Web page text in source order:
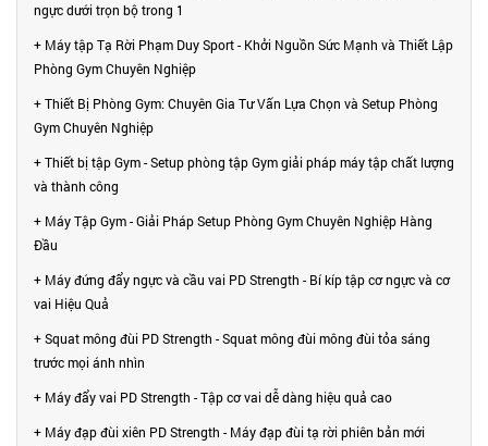
ngực dưới trọn bộ trong 1
+ Máy tập Tạ Rời Phạm Duy Sport - Khởi Nguồn Sức Mạnh và Thiết Lập
Phòng Gym Chuyên Nghiệp
+ Thiết Bị Phòng Gym: Chuyên Gia Tư Vấn Lựa Chọn và Setup Phòng
Gym Chuyên Nghiệp
+ Thiết bị tập Gym - Setup phòng tập Gym giải pháp máy tập chất lượng
và thành công
+ Máy Tập Gym - Giải Pháp Setup Phòng Gym Chuyên Nghiệp Hàng
Đầu
+ Máy đứng đẩy ngực và cầu vai PD Strength - Bí kíp tập cơ ngực và cơ
vai Hiệu Quả
+ Squat mông đùi PD Strength - Squat mông đùi mông đùi tỏa sáng
trước mọi ánh nhìn
+ Máy đẩy vai PD Strength - Tập cơ vai dễ dàng hiệu quả cao
+ Máy đạp đùi xiên PD Strength - Máy đạp đùi tạ rời phiên bản mới